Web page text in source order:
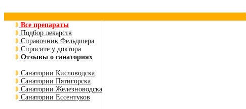
Все препараты
Подбор лекарств
Справочник Фельдшера
Спросите у доктора
Отзывы о санаториях
Санатории Кисловодска
Санатории Пятигорска
Санатории Железноводска
Санатории Ессентуков